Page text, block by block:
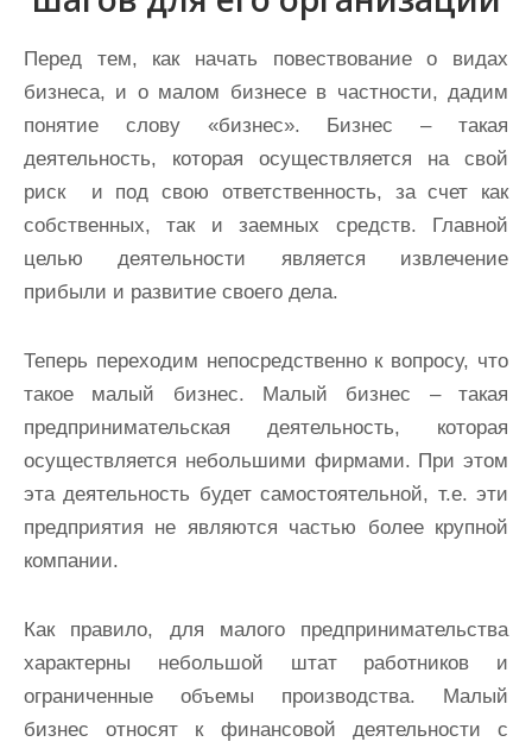
Перед тем, как начать повествование о видах
бизнеса, и о малом бизнесе в частности, дадим
понятие слову «бизнес». Бизнес – такая
деятельность, которая осуществляется на свой
риск и под свою ответственность, за счет как
собственных, так и заемных средств. Главной
целью деятельности является извлечение
прибыли и развитие своего дела.
Теперь переходим непосредственно к вопросу, что
такое малый бизнес. Малый бизнес – такая
предпринимательская деятельность, которая
осуществляется небольшими фирмами. При этом
эта деятельность будет самостоятельной, т.е. эти
предприятия не являются частью более крупной
компании.
Как правило, для малого предпринимательства
характерны небольшой штат работников и
ограниченные объемы производства. Малый
бизнес относят к финансовой деятельности с